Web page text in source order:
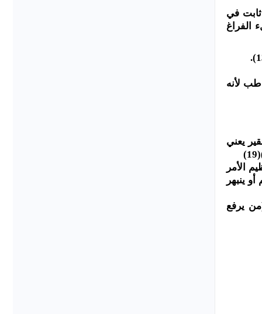
ثابت في
الفراغ
لأنه
السلام): (يا قوم أ أنتم كفرة أم مسلمون)(17) والتحقير يعني
الأمر
يستعظم أو ينبهر
يرفع